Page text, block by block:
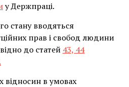
у Держпраці.
стану вводяться
прав і свобод людини
до статей 43, 44
відносин в умовах